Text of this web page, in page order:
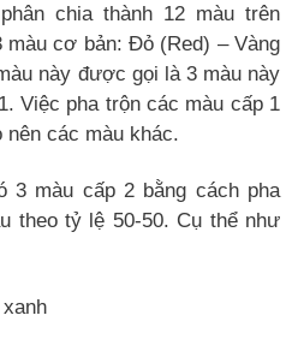
chia thành 12 màu trên
màu cơ bản: Đỏ (Red) – Vàng
này được gọi là 3 màu này
Việc pha trộn các màu cấp 1
nên các màu khác.
3 màu cấp 2 bằng cách pha
theo tỷ lệ 50-50. Cụ thể như